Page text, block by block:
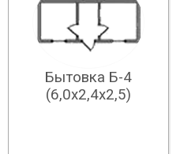
Бытовка Б-4
(6,0х2,4х2,5)